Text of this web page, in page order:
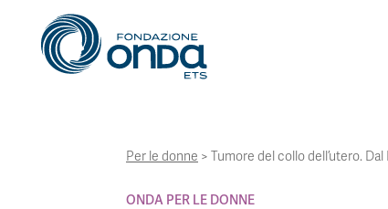
Per le donne > Tumore del collo dell’utero.
ONDA PER LE DONNE